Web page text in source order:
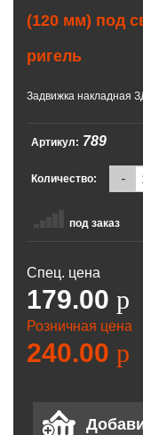
(120 мм) под
ригель
Задвижка накладная
Артикул: 789
Количество: -
под заказ
Спец. цена
179.00 p
Розничная цена
240.00 p